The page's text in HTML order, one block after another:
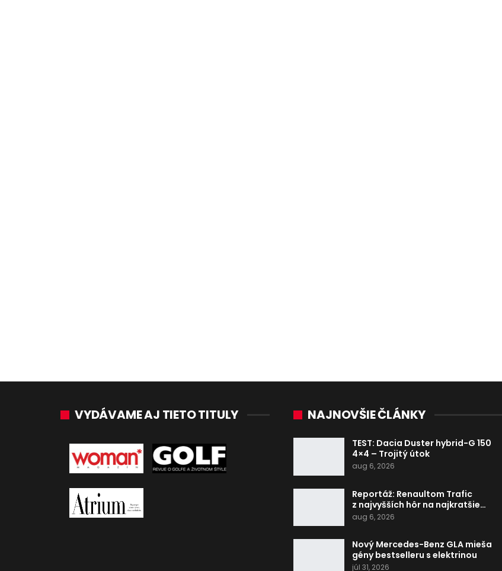
VYDÁVAME AJ TIETO TITULY NAJNOVŠIE ČLÁNKY
TEST: Dacia Duster hybrid-G 150
4×4 – Trojitý útok
aug 6, 2026
Reportáž: Renaultom Trafic
z najvyšších hôr na najkratšie…
aug 6, 2026
Nový Mercedes-Benz GLA mieša
gény bestselleru s elektrinou
júl 31, 2026